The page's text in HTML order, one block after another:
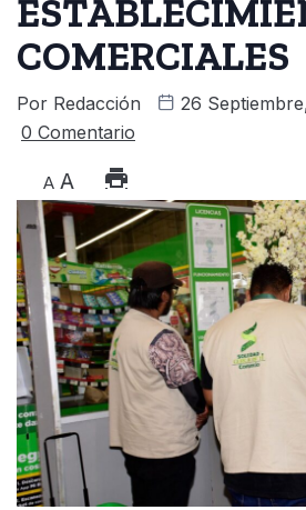
COMERCIALES
Por Redacción 26
0 Comentario
A A